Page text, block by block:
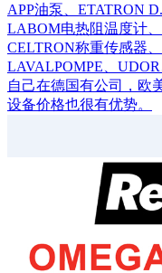
APP油泵、ETATRON
LABOM电热阻温度计、
CELTRON称重传感器
LAVALPOMPE、
自己在德国有公司，欧
设备价格也很有优势。